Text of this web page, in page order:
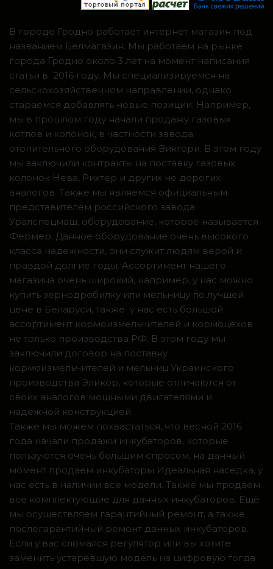
В городе Гродно работает интернет магазин под
названием Белмагазин. Мы работаем на рынке
города Гродно около 3 лет на момент написания
статьи в 2016 году. Мы специализируемся на
сельскохозяйственном направлении, однако
стараемся добавлять новые позиции. Например,
мы в прошлом году начали продажу газовых
котлов и колонок, в частности завода
отопительного оборудования Виктори. В этом году
мы заключили контракты на поставку газовых
колонок Нева, Рихтер и других не дорогих
аналогов. Также мы являемся официальным
представителем российского завода
Уралспецмаш, оборудование, которое называется
Фермер. Данное оборудование очень высокого
класса надежности, они служит людям верой и
правдой долгие годы. Ассортимент нашего
магазина очень широкий, например, у нас можно
купить зернодробилку или мельницу по лучшей
цене в Беларуси, также у нас есть большой
ассортимент кормоизмельчителей и кормоцехов
не только производства РФ. В этом году мы
заключили договор на поставку
кормоизмельчителей и мельниц Украинского
производства Эликор, которые отличаются от
своих аналогов мощными двигателями и
надежной конструкцией.
Также мы можем похвастаться, что весной 2016
года начали продажи инкубаторов, которые
пользуются очень большим спросом, на данный
момент продаем инкубаторы Идеальная наседка, у
нас есть в наличии все модели. Также мы продаем
все комплектующие для данных инкубаторов. Ещё
мы осуществляем гарантийный ремонт, а также
послегарантийный ремонт данных инкубаторов.
Если у вас сломался регулятор или вы хотите
заменить устаревшую модель на цифровую тогда